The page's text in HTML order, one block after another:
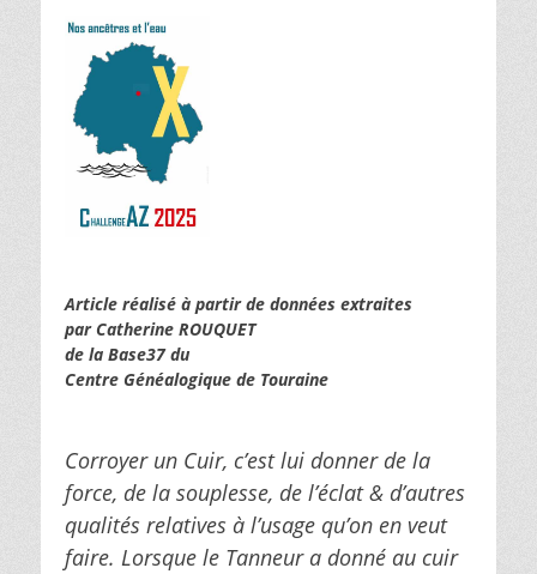
Article réalisé à partir de données extraites
par Catherine ROUQUET
de la Base37 du
Centre Généalogique de Touraine
Corroyer un Cuir, c’est lui donner de la
force, de la souplesse, de l’éclat & d’autres
qualités relatives à l’usage qu’on en veut
faire. Lorsque le Tanneur a donné au cuir